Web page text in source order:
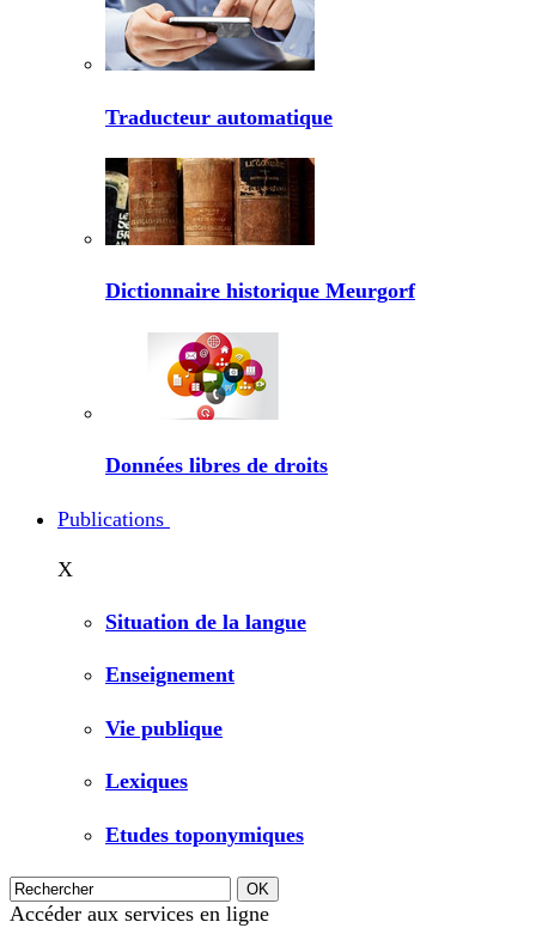
Traducteur automatique
Dictionnaire historique Meurgorf
Données libres de droits
Publications
X
Situation de la langue
Enseignement
Vie publique
Lexiques
Etudes toponymiques
Accéder aux services en ligne